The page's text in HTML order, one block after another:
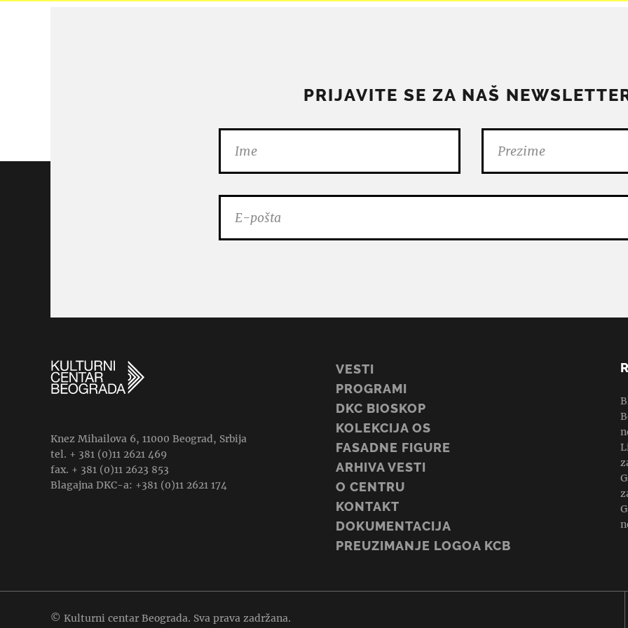
PRIJAVITE SE ZA NAŠ
Knez Mihailova 6, 11000 Beograd, Srbija
tel. + 381 (0)11 2621 469
fax. + 381 (0)11 2623 853
Blagajna DKC-a: +381 (0)11 2621 174
VESTI
PROGRAMI
DKC BIOSKOP
KOLEKCIJA OS
FASADNE FIGURE
ARHIVA VESTI
O CENTRU
KONTAKT
DOKUMENTACIJA
PREUZIMANJE LOGOA KCB
© Kulturni centar Beograda. Sva prava zadržana.